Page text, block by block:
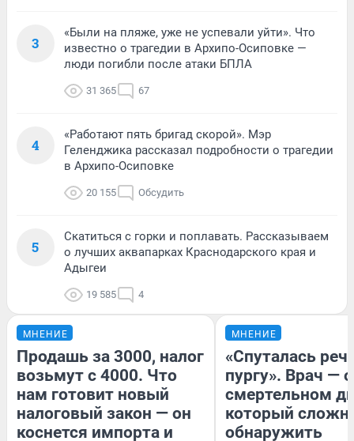
3
«Были на пляже, уже не успевали уйти». Что
известно о трагедии в Архипо-Осиповке —
люди погибли после атаки БПЛА
31 365 67
4
«Работают пять бригад скорой». Мэр
Геленджика рассказал подробности о трагедии
в Архипо-Осиповке
20 155 Обсудить
5
Скатиться с горки и поплавать. Рассказываем
о лучших аквапарках Краснодарского края и
Адыгеи
19 585 4
МНЕНИЕ
Продашь за 3000, налог
возьмут с 4000. Что
нам готовит новый
налоговый закон — он
коснется импорта и
МНЕНИЕ
«Спуталась
пургу». Врач — о
смертельном
который
обнаружить